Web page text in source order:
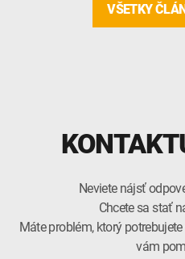
VŠETKY
Neviete nájsť
Chcete sa stať
Máte problém, ktorý
vám